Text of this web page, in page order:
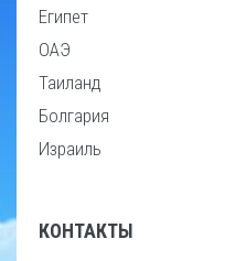
Египет
ОАЭ
Таиланд
Болгария
Израиль
КОНТАКТЫ